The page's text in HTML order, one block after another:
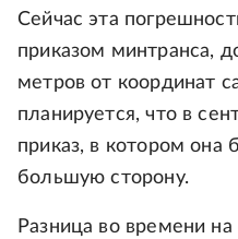
Сейчас эта
приказом минтранса,
метров от координат
планируется, что в
приказ, в котором она
большую сторону.
Разница во времени